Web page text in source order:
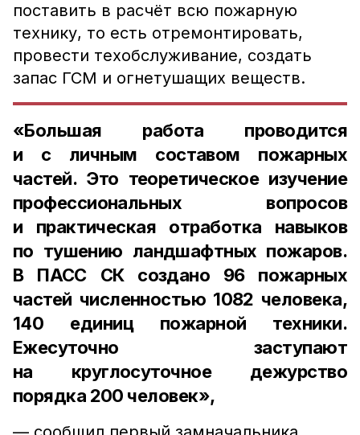
поставить в расчёт всю пожарную
технику, то есть отремонтировать,
провести техобслуживание, создать
запас ГСМ и огнетушащих веществ.
«Большая работа проводится
и с личным составом пожарных
частей. Это теоретическое изучение
профессиональных вопросов
и практическая отработка навыков
по тушению ландшафтных пожаров.
В ПАСС СК создано 96 пожарных
частей численностью 1082 человека,
140 единиц пожарной техники.
Ежесуточно заступают
на круглосуточное дежурство
порядка 200 человек»,